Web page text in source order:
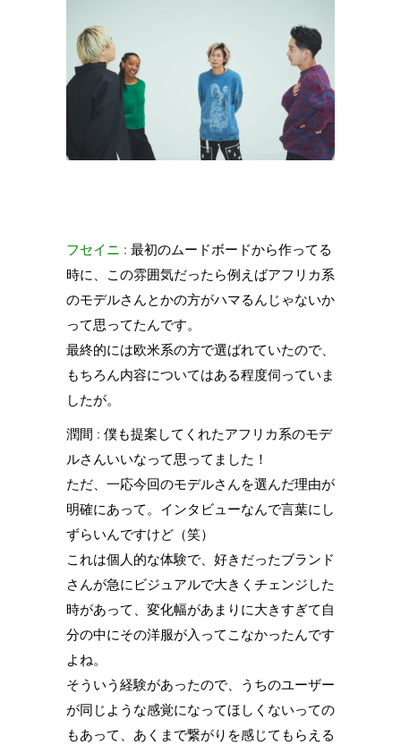
フセイニ : 最初のムードボードから作ってる
時に、この雰囲気だったら例えばアフリカ系
のモデルさんとかの方がハマるんじゃないか
って思ってたんです。
最終的には欧米系の方で選ばれていたので、
もちろん内容についてはある程度伺っていま
したが。
潤間 : 僕も提案してくれたアフリカ系のモデ
ルさんいいなって思ってました！
ただ、一応今回のモデルさんを選んだ理由が
明確にあって。インタビューなんで言葉にし
ずらいんですけど（笑）
これは個人的な体験で、好きだったブランド
さんが急にビジュアルで大きくチェンジした
時があって、変化幅があまりに大きすぎて自
分の中にその洋服が入ってこなかったんです
よね。
そういう経験があったので、うちのユーザー
が同じような感覚になってほしくないっての
もあって、あくまで繋がりを感じてもらえる